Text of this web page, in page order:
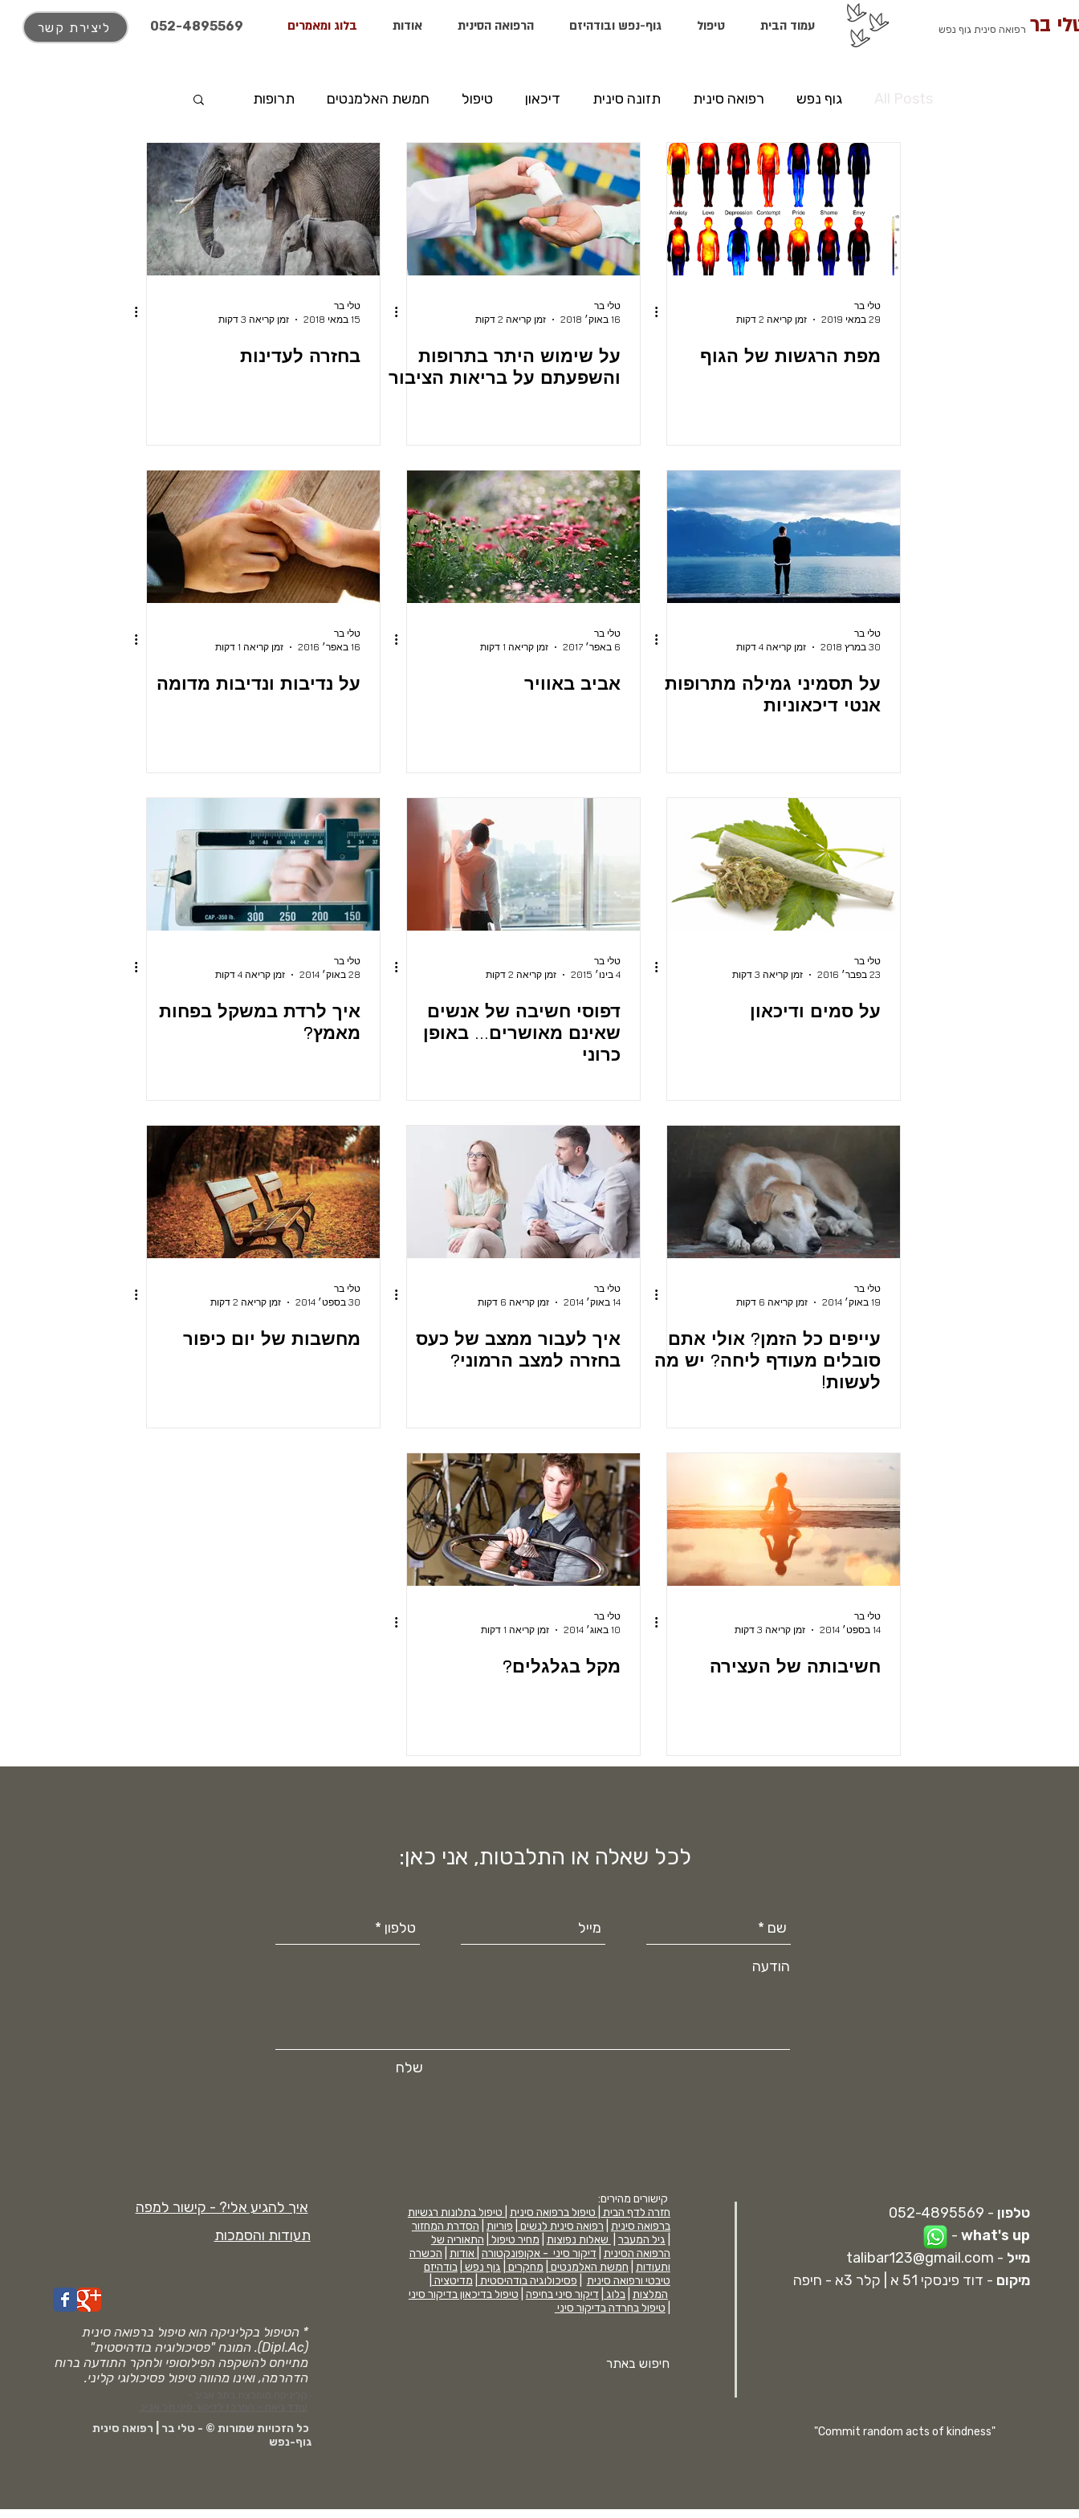
ליצירת קשר 052-4895569 עמוד הבית טיפול גוף-נפש ובודהיזם הרפואה הסינית אודות בלוג ומאמרים רפואה סינית גוף נפש בר
גוף נפש רפואה סינית תזונה סינית דיכאון טיפול חמשת האלמנטים תרופות
מדיטציה
טלי בר
29 במאי 2019
זמן קריאה 2 דקות
מפת הרגשות של הגוף
טלי בר
16 באוק׳ 2018
זמן קריאה 2 דקות
על שימוש היתר בתרופות
והשפעתם על בריאות הציבור
טלי בר
15 במאי 2018
זמן קריאה 3 דקות
בחזרה לעדינות
טלי בר
30 במרץ 2018
זמן קריאה 4 דקות
על תסמיני גמילה מתרופות
אנטי דיכאוניות
טלי בר
6 באפר׳ 2017
זמן קריאה 1 דקות
אביב באוויר
טלי בר
16 באפר׳ 2016
זמן קריאה 1 דקות
על נדיבות ונדיבות מדומה
טלי בר
23 בפבר׳ 2016
זמן קריאה 3 דקות
על סמים ודיכאון
טלי בר
4 בינו׳ 2015
זמן קריאה 2 דקות
דפוסי חשיבה של אנשים
שאינם מאושרים... באופן
כרוני
טלי בר
28 באוק׳ 2014
זמן קריאה 4 דקות
איך לרדת במשקל בפחות
מאמץ?
טלי בר
19 באוק׳ 2014
זמן קריאה 6 דקות
עייפים כל הזמן? אולי אתם
סובלים מעודף ליחה? יש מה
לעשות!
טלי בר
14 באוק׳ 2014
זמן קריאה 6 דקות
איך לעבור ממצב של כעס
בחזרה למצב הרמוני?
טלי בר
30 בספט׳ 2014
זמן קריאה 2 דקות
מחשבות של יום כיפור
טלי בר
14 בספט׳ 2014
זמן קריאה 3 דקות
חשיבותה של העצירה
טלי בר
10 באוג׳ 2014
זמן קריאה 1 דקות
מקל בגלגלים?
לכל שאלה או התלבטות, אני כאן:
הודעה
שלח
איך להגיע אלי? - קישור למפה
תעודות והסמכות
* הטיפול בקליניקה הוא טיפול ברפואה סינית
(Dipl.Ac). המונח "פסיכולוגיה בודהיסטית"
מתייחס להשקפה הפילוסופי ולחקר התודעה ברוח
הדהרמה, ואינו מהווה טיפול פסיכולוגי קליני.
כל הזכויות שמורות © - טלי בר | רפואה סינית
גוף-נפש
קישורים מהירים:
חזרה לדף הבית | טיפול ברפואה סינית טיפול בתלונות רגשיות
ברפואה סינית רפואה סינית לנשים פוריות הסדרת המחזור
גיל המעבר שאלות נפוצות מחיר טיפול התאוריה של
הרפואה הסינית דיקור סיני - אקופונקטורה אודות הכשרה
ותעודות חמשת האלמנטים מחקרים גוף נפש |בודהיזם
טיבטי ורפואה סינית
פסיכולוגיה בודהיסטית מדיטציה
המלצות |בלוג דיקור סיני בחיפה טיפול בדיכאון בדיקור סיני
טיפול בחרדה בדיקור סיני
חיפוש באתר
טלפון - 052-4895569
what's up
-
מייל -
talibar123@gmail.com
מיקום - דוד פינסקי 51 א | קלר 3א - חיפה
"Commit random acts of kindness"